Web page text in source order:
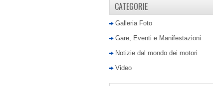
CATEGORIE
Galleria Foto
Gare, Eventi e Manifestazioni
Notizie dal mondo dei motori
Video